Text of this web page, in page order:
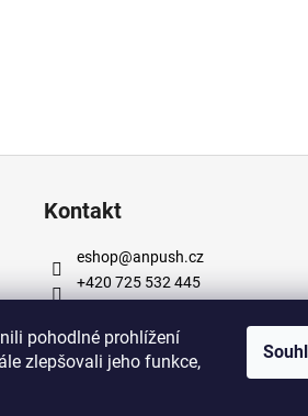
pohodlné prohlížení
zlepšovali jeho funkce,
Kontakt
eshop@anpush.cz
+420 725 532 445
cz
https://www.instagram.com/
h_5percent/